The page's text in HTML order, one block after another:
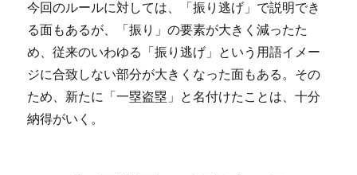
今回のルールに対しては、「振り逃げ」で説明でき
る面もあるが、「振り」の要素が大きく減ったた
め、従来のいわゆる「振り逃げ」という用語イメー
ジに合致しない部分が大きくなった面もある。その
ため、新たに「一塁盗塁」と名付けたことは、十分
納得がいく。